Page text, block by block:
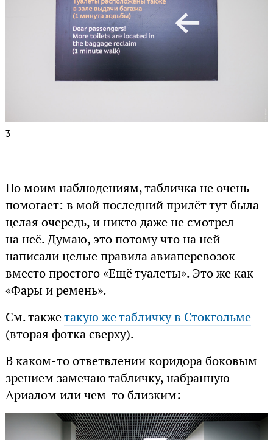
3
По моим наблюдениям, табличка не очень
помогает: в мой последний прилёт тут была
целая очередь, и никто даже не смотрел
на неё. Думаю, это потому что на ней
написали целые правила авиаперевозок
вместо простого «Ещё туалеты». Это же как
«Фары и ремень».
См. такжетакую же табличку в Стокгольме
(вторая фотка сверху).
В каком-то ответвлении коридора боковым
зрением замечаю табличку, набранную
Ариалом или чем-то близким: